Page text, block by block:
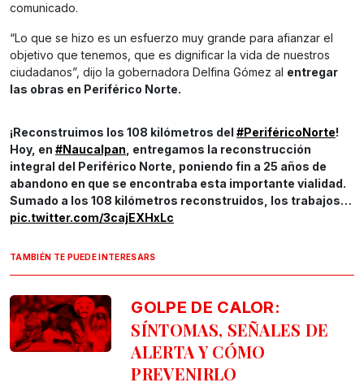
comunicado.
“Lo que se hizo es un esfuerzo muy grande para afianzar el
objetivo que tenemos, que es dignificar la vida de nuestros
ciudadanos”, dijo la gobernadora Delfina Gómez al entregar
las obras en Periférico Norte.
¡Reconstruimos los 108 kilómetros del #PeriféricoNorte!
Hoy, en #Naucalpan , entregamos la reconstrucción
integral del Periférico Norte, poniendo fin a 25 años de
abandono en que se encontraba esta importante vialidad.
Sumado a los 108 kilómetros reconstruidos, los trabajos…
pic.twitter.com/3cajEXHxLc
TAMBIÉN TE PUEDE INTERESARS
GOLPE DE CALOR:
SÍNTOMAS, SEÑALES DE
ALERTA Y CÓMO
PREVENIRLO